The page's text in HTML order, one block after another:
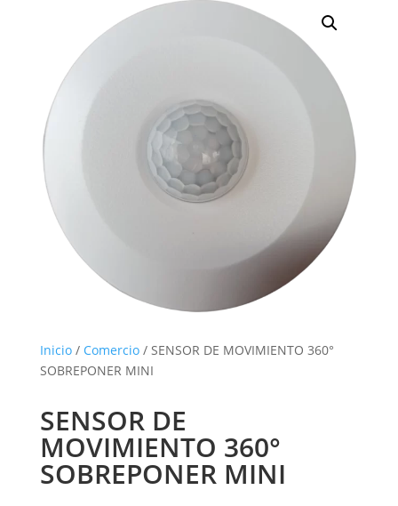
Inicio/ Comercio/ SENSOR DE MOVIMIENTO 360°
SOBREPONER MINI
SENSOR DE
MOVIMIENTO 360°
SOBREPONER MINI